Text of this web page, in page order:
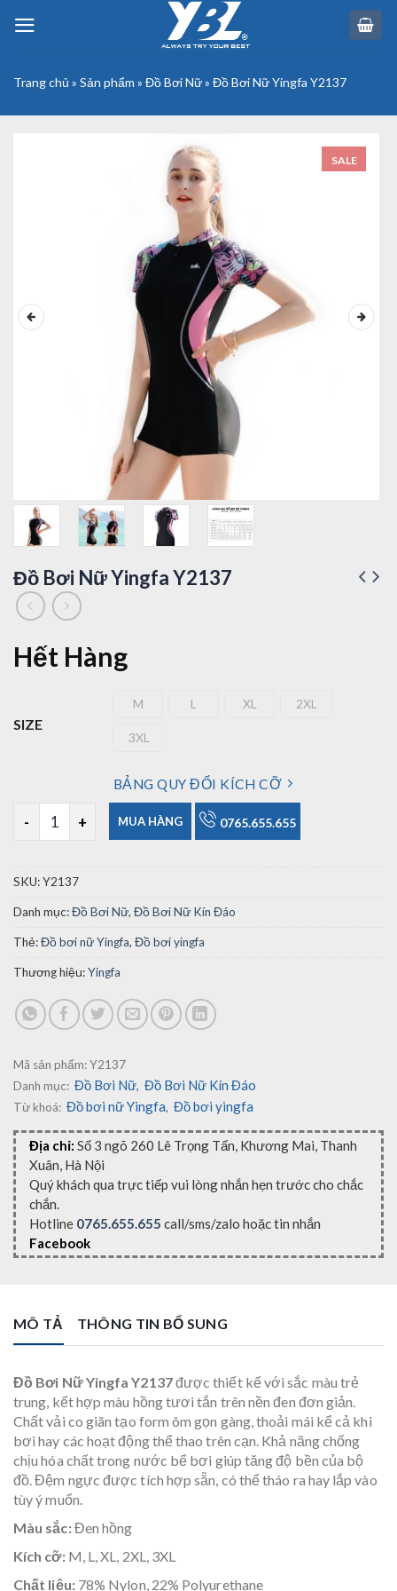
Trang chủ » Sản phẩm » Đồ Bơi Nữ» Đồ Bơi Nữ Yingfa Y2137
SALE
Đồ Bơi Nữ Yingfa Y2137
Hết Hàng
SIZE
M
M LL XLXL 2XL2XL
3XL3XL
BẢNG QUY ĐỔI KÍCH CỠ
Đồ Bơi Nữ Yingfa Y2137 số lượng
MUA HÀNG 0765.655.655
SKU:Y2137
Danh mục:Đồ Bơi Nữ, Đồ Bơi Nữ Kín Đáo
Thẻ:Đồ bơi nữ Yingfa, Đồ bơi yingfa
Thương hiệu:Yingfa
Mã sản phẩm:Y2137
Danh mục: Đồ Bơi Nữ, Đồ Bơi Nữ Kín Đáo
Từ khoá: Đồ bơi nữ Yingfa, Đồ bơi yingfa
Địa chỉ: Số 3 ngõ 260 Lê Trọng Tấn, Khương Mai, Thanh
Xuân, Hà Nội
Quý khách qua trực tiếp vui lòng nhắn hẹn trước cho chắc
chắn.
Hotline 0765.655.655 call/sms/zalo hoặc tin nhắn
Facebook
MÔ TẢ THÔNG TIN BỔ SUNG
Đồ Bơi Nữ Yingfa Y2137được thiết kế với sắc màu trẻ
trung, kết hợp màu hồng tươi tắn trên nền đen đơn giản.
Chất vải co giãn tạo form ôm gọn gàng, thoải mái kể cả khi
bơi hay các hoạt động thể thao trên cạn. Khả năng chống
chịu hóa chất trong nước bể bơi giúp tăng độ bền của bộ
đồ. Đệm ngực được tích hợp sẵn, có thể tháo ra hay lắp vào
tùy ý muốn.
Màu sắc:Đen hồng
Kích cỡ: M, L, XL, 2XL, 3XL
Chất liệu:78% Nylon, 22% Polyurethane